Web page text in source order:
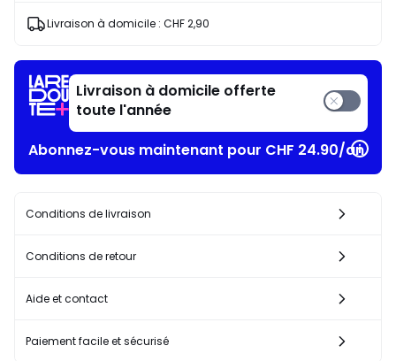
Livraison à domicile : CHF 2,90
Livraison à domicile offerte
toute l'année
Abonnez-vous maintenant pour CHF 24.90/an​
Conditions de livraison
Conditions de retour
Aide et contact
Paiement facile et sécurisé